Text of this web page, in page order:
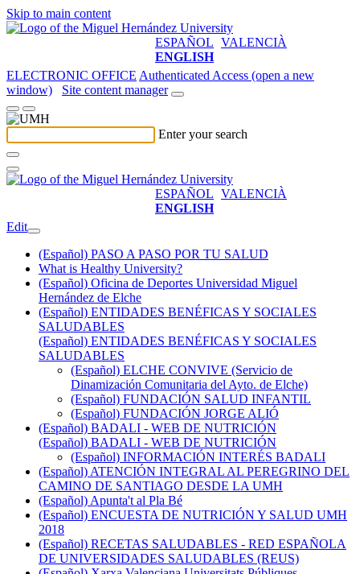
Skip to main content
ESPAÑOL VALENCIÀ
ENGLISH
ELECTRONIC OFFICE Authenticated Access (open a new
window)
Site content manager
Enter your search
ESPAÑOL VALENCIÀ
ENGLISH
Edit
(Español) PASO A PASO POR TU SALUD
What is Healthy University?
(Español) Oficina de Deportes Universidad Miguel
Hernández de Elche
(Español) ENTIDADES BENÉFICAS Y SOCIALES
SALUDABLES
(Español) ENTIDADES BENÉFICAS Y SOCIALES
SALUDABLES
(Español) ELCHE CONVIVE (Servicio de
Dinamización Comunitaria del Ayto. de Elche)
(Español) FUNDACIÓN SALUD INFANTIL
(Español) FUNDACIÓN JORGE ALIÓ
(Español) BADALI - WEB DE NUTRICIÓN
(Español) BADALI - WEB DE NUTRICIÓN
(Español) INFORMACIÓN INTERÉS BADALI
(Español) ATENCIÓN INTEGRAL AL PEREGRINO DEL
CAMINO DE SANTIAGO DESDE LA UMH
(Español) Apunta't al Pla Bé
(Español) ENCUESTA DE NUTRICIÓN Y SALUD UMH
2018
(Español) RECETAS SALUDABLES - RED ESPAÑOLA
DE UNIVERSIDADES SALUDABLES (REUS)